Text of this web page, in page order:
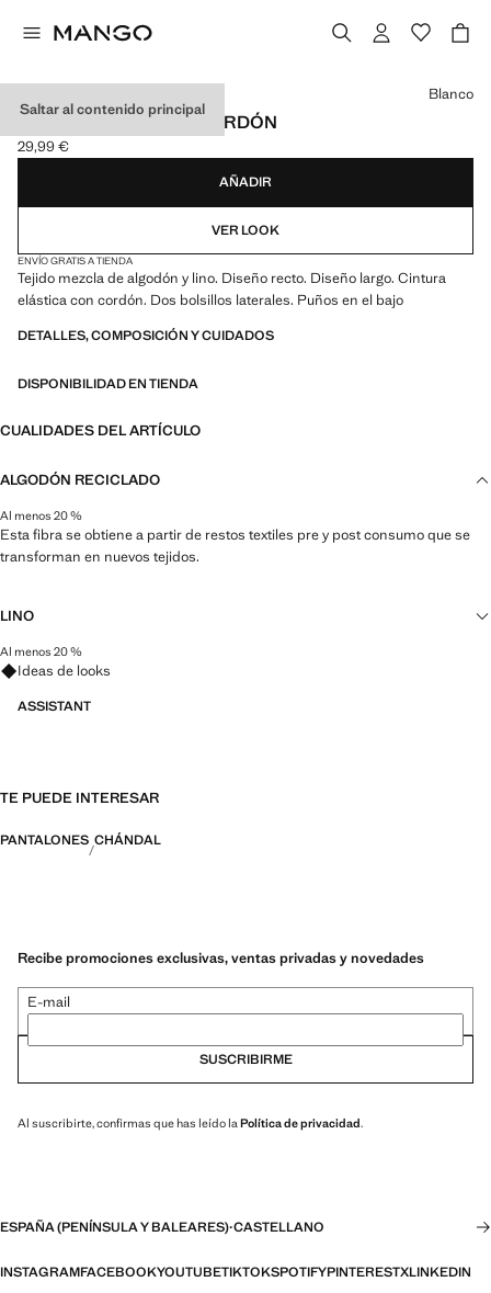
Saltar al contenido principal
PANTALÓN JOGGER CORDÓN
Precio actual [29,99 € ]
29,99 €
Selecciona un color
Blanco
AÑADIR
VER LOOK
ENVÍO GRATIS A TIENDA
Tejido mezcla de algodón y lino. Diseño recto. Diseño largo. Cintura
elástica con cordón. Dos bolsillos laterales. Puños en el bajo
DETALLES, COMPOSICIÓN Y CUIDADOS
DISPONIBILIDAD EN TIENDA
CUALIDADES DEL ARTÍCULO
ALGODÓN RECICLADO
Al menos 20 %
Esta fibra se obtiene a partir de restos textiles pre y post consumo que se
transforman en nuevos tejidos.
LINO
Al menos 20 %
Natural, transpirable y ligero. El lino es la fibra más cómoda para climas
Pregunta por looks, prendas y tendencias
Ideas de looks
ASSISTANT
TE PUEDE INTERESAR
PANTALONES CHÁNDAL
Recibe promociones exclusivas, ventas privadas y novedades
E-mail
SUSCRIBIRME
Al suscribirte, confirmas que has leído laPolítica de privacidad.
ESPAÑA (PENÍNSULA Y BALEARES)·CASTELLANO
INSTAGRAMFACEBOOKYOUTUBETIKTOKSPOTIFYPINTERESTXLINKEDIN